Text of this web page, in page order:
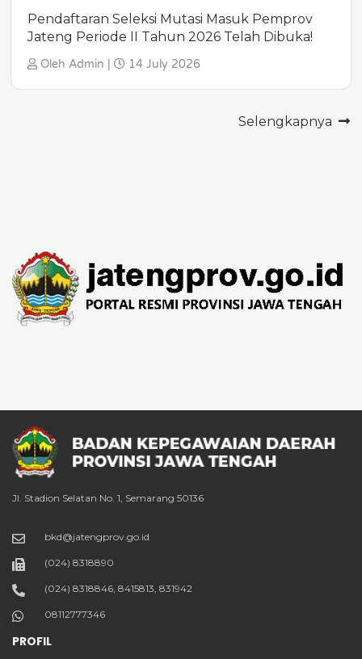
Pendaftaran Seleksi Mutasi Masuk Pemprov
Jateng Periode II Tahun 2026 Telah Dibuka!
Oleh Admin | 14 July 2026
Selengkapnya
Jl. Stadion Selatan No. 1, Semarang 50136
bkd@jatengprov.go.id
(024) 8318890
(024) 8318846, 8415813, 831942
08112777346
PROFIL